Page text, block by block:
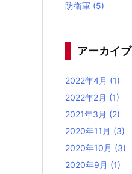
防衛軍 (5)
アーカイブ
2022年4月 (1)
2022年2月 (1)
2021年3月 (2)
2020年11月 (3)
2020年10月 (3)
2020年9月 (1)